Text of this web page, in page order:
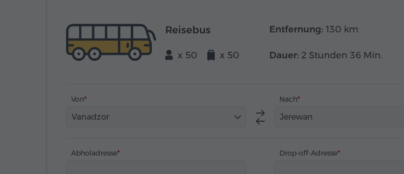
Reisebus
x 50 x 50
Entfernung: 130 km
Dauer: 2 Stunden 36 Min.
Von
Vanadzor
Nach
Jerewan
Abholadresse Drop-off-Adresse